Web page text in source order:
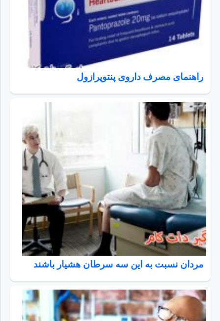
راهنمای مصرف داروی پنتوپرازول
مردان نسبت به این سه سرطان هشیار باشند